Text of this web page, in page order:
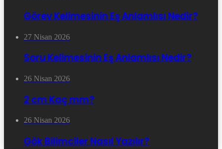
Görev Kelimesinin Eş Anlamlısı Nedir?
27 Nisan 2026
Soru Kelimesinin Eş Anlamlısı Nedir?
26 Nisan 2026
2 cm Kaç mm?
26 Nisan 2026
Gök Bilimciler Nasıl Yazılır?